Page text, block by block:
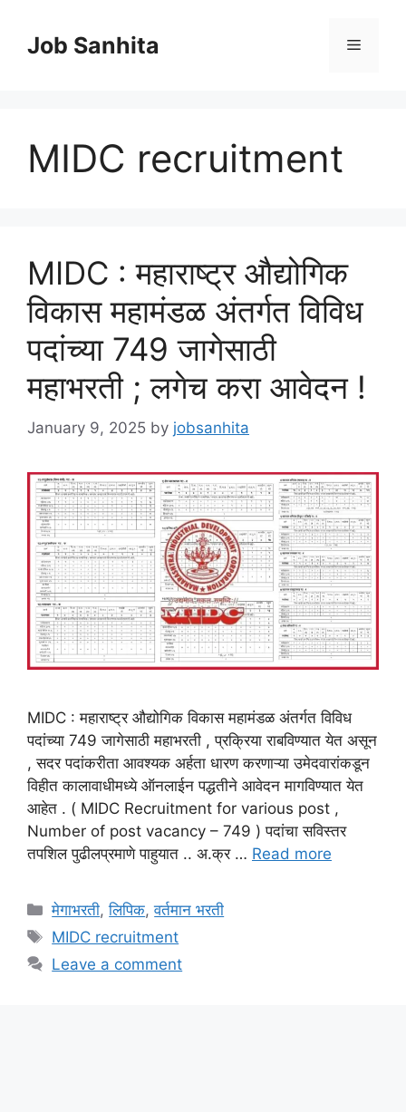
contentJob Sanhita Menu
MIDC recruitment
MIDC : महाराष्ट्र औद्योगिक
विकास महामंडळ अंतर्गत विविध
पदांच्‍या 749 जागेसाठी
महाभरती ; लगेच करा आवेदन !
January 9, 2025 by jobsanhita
MIDC : महाराष्ट्र औद्योगिक विकास महामंडळ अंतर्गत विविध
पदांच्‍या 749 जागेसाठी महाभरती , प्रक्रिया राबविण्यात येत असून
, सदर पदांकरीता आवश्यक अर्हता धारण करणाऱ्या उमेदवारांकडून
विहीत कालावाधीमध्ये ऑनलाईन पद्धतीने आवेदन मागविण्यात येत
आहेत . ( MIDC Recruitment for various post ,
Number of post vacancy – 749 ) पदांचा सविस्तर
तपशिल पुढीलप्रमाणे पाहुयात .. अ.क्र … Read more
Categories
मेगाभरती,लिपिक,वर्तमान भरती
Tags
MIDC recruitment
Leave a comment